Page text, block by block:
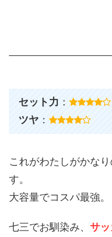
セット力 ：
ツヤ ：
これがわたしがかな
す。
大容量でコスパ最強。
七三でお馴染み、 サ